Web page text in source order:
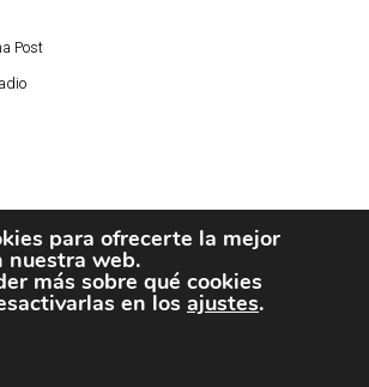
Post
para ofrecerte la mejor
nuestra web.
más sobre qué cookies
en los ajustes.